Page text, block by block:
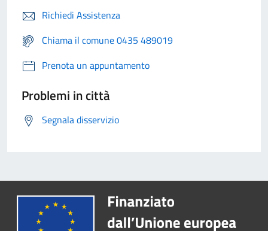
Richiedi Assistenza
Chiama il comune 0435 489019
Prenota un appuntamento
Problemi in città
Segnala disservizio